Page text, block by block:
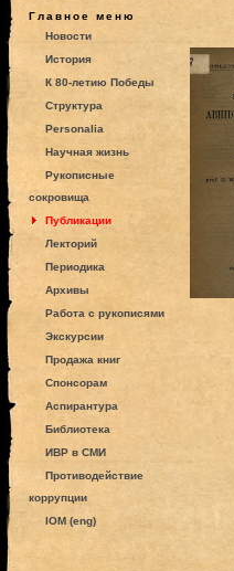
Главное меню
Новости
История
К 80-летию Победы
Структура
Personalia
Научная жизнь
Рукописные
сокровища
Публикации
Лекторий
Периодика
Архивы
Работа с рукописями
Экскурсии
Продажа книг
Спонсорам
Аспирантура
Библиотека
ИВР в СМИ
Противодействие
коррупции
IOM (eng)